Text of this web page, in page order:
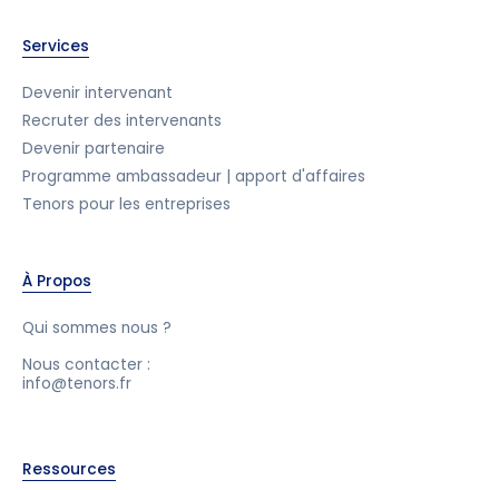
Services
Devenir intervenant
Recruter des intervenants
Devenir partenaire
Programme ambassadeur | apport d'affaires
Tenors pour les entreprises
À Propos
Qui sommes nous ?
Nous contacter :
info@tenors.fr
Ressources